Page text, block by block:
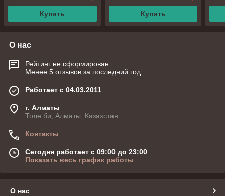
Купить Купить
О нас
Рейтинг не сформирован
Менее 5 отзывов за последний год
Работает с 04.03.2011
г. Алматы
Толе би, Алматы, Казахстан
Контакты
Сегодня работает с 09:00 до 23:00
Показать весь график работы
О нас